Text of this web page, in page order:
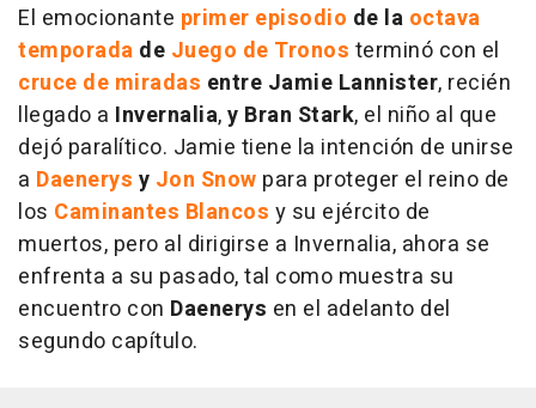
El emocionante primer episodio de la octava
temporada de Juego de Tronos terminó con el
cruce de miradas entre Jamie Lannister, recién
llegado a Invernalia,y Bran Stark, el niño al que
dejó paralítico. Jamie tiene la intención de unirse
a Daenerys y Jon Snow para proteger el reino de
los Caminantes Blancos y su ejército de
muertos, pero al dirigirse a Invernalia, ahora se
enfrenta a su pasado, tal como muestra su
encuentro con Daenerys en el adelanto del
segundo capítulo.